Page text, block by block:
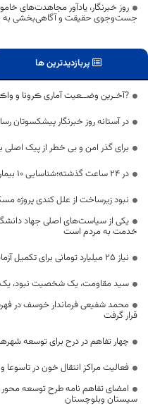
روز خبرنگار، یادآور مجاهدت‌های
جست‌وجوی حقیقت و آگاهی‌بخشی به
پربازدیدترین ها
?آخـرین وضــعیت آماری ڪرونا و
در آستانه روز خبرنگار پیشکسوتان
برای گذر امن و بی خطر از پیک اصلی
در 24 ساعت گذشته؛شناسایی 10 بیمار جدید کرونا در خراسان جنوبی
نبود زیرساخت از علل کندی
یکی از سیاست‌های اصلی جهاد
خدمت به مردم است
نیاز ۲۵ میلیارد تومانی برای تکمیل آزمایشگاه مرجع دامپزشکی شرق کشور
سید مقاومت، یک شخصیت نبود، یک
محمد شفیعی فرماندار خوسف در
قرار گرفت
چهار تفاهم در درح برای توسعه
فعالیت مراکز انتقال خون در
امضای تفاهم نامه طرح توسعه
سیستان وبلوچستان